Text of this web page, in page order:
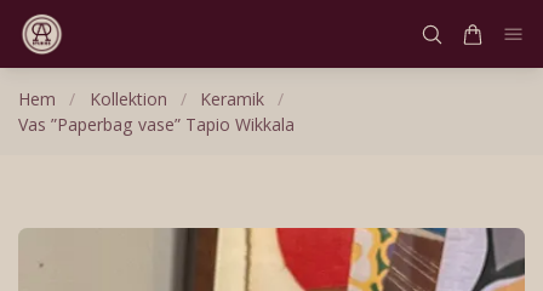
Hem / Kollektion / Keramik /
Vas ”Paperbag vase” Tapio Wikkala